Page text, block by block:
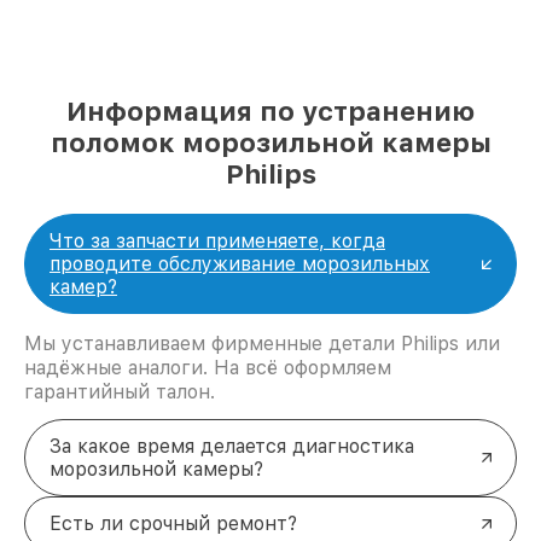
Информация по устранению
поломок морозильной камеры
Philips
Что за запчасти применяете, когда
проводите обслуживание морозильных
камер?
Мы устанавливаем фирменные детали Philips или
надёжные аналоги. На всё оформляем
гарантийный талон.
За какое время делается диагностика
морозильной камеры?
Есть ли срочный ремонт?